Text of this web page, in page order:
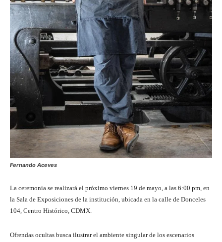
Fernando Aceves
La ceremonia se realizará el próximo viernes 19 de mayo, a las 6:00 pm, en
la Sala de Exposiciones de la institución, ubicada en la calle de Donceles
104, Centro Histórico, CDMX.
Ofrendas ocultas busca ilustrar el ambiente singular de los escenarios